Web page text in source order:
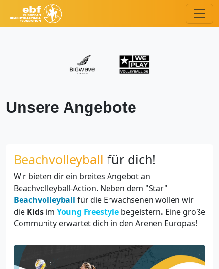
Unsere Angebote
Beachvolleyball für dich!
Wir bieten dir ein breites Angebot an
Beachvolleyball-Action. Neben dem "Star"
Beachvolleyball für die Erwachsenen wollen wir
die Kids im Young Freestyle begeistern. Eine große
Community erwartet dich in den Arenen Europas!